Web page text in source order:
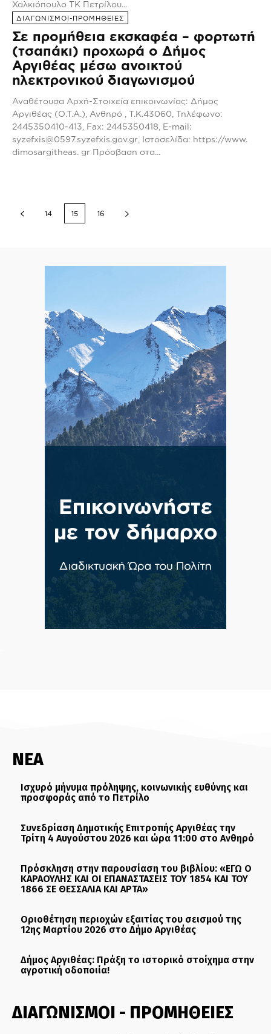
Χαλκιόπουλο ΤΚ Πετρίλου...
ΔΙΑΓΩΝΙΣΜΟΙ-ΠΡΟΜΗΘΕΙΕΣ
Σε προμήθεια εκσκαφέα – φορτωτή
(τσαπάκι) προχωρά ο Δήμος
Αργιθέας μέσω ανοικτού
ηλεκτρονικού διαγωνισμού
Αναθέτουσα Αρχή-Στοιχεία επικοινωνίας: Δήμος
Αργιθέας (Ο.Τ.Α.), Ανθηρό , Τ.Κ.43060, Τηλέφωνο:
2445350410-413, Fax: 2445350418, E-mail:
syzefxis@0597.syzefxis.gov.gr , Ιστοσελίδα: https://www.
dimosargitheas. gr Πρόσβαση στα...
14 15 16
ΝΕΑ
Ισχυρό μήνυμα πρόληψης, κοινωνικής ευθύνης και
προσφοράς από το Πετρίλο
Συνεδρίαση Δημοτικής Επιτροπής Αργιθέας την
Τρίτη 4 Αυγούστου 2026 και ώρα 11:00 στο Ανθηρό
Πρόσκληση στην παρουσίαση του βιβλίου: «ΕΓΩ Ο
ΚΑΡΑΟΥΛΗΣ ΚΑΙ ΟΙ ΕΠΑΝΑΣΤΑΣΕΙΣ ΤΟΥ 1854 ΚΑΙ ΤΟΥ
1866 ΣΕ ΘΕΣΣΑΛΙΑ ΚΑΙ ΑΡΤΑ»
Οριοθέτηση περιοχών εξαιτίας του σεισμού της
12ης Μαρτίου 2026 στο Δήμο Αργιθέας
Δήμος Αργιθέας: Πράξη το ιστορικό στοίχημα στην
αγροτική οδοποιία!
ΔΙΑΓΩΝΙΣΜΟΙ - ΠΡΟΜΗΘΕΙΕΣ